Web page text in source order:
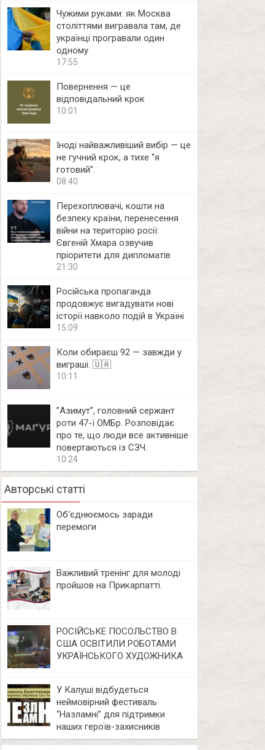
Чужими руками: як Москва
століттями вигравала там, де
українці програвали один
одному
17:55
Повернення — це
відповідальний крок
10:01
Іноді найважливіший вибір — це
не гучний крок, а тихе “я
готовий”.
08:40
Перехоплювачі, кошти на
безпеку країни, перенесення
війни на територію росії:
Євгеній Хмара озвучив
пріоритети для дипломатів
21:30
Російська пропаганда
продовжує вигадувати нові
історії навколо подій в Україні
15:09
Коли обираєш 92 — завжди у
виграші. 🇺🇦
10:11
⁨”Азимут”, головний сержант
роти 47-ї ОМБр. Розповідає
про те, що люди все активніше
повертаються із СЗЧ.
10:24
Авторські статті
Об‘єднюємось заради
перемоги
Важливий тренінг для молоді
пройшов на Прикарпатті.
РОСІЙСЬКЕ ПОСОЛЬСТВО В
США ОСВІТИЛИ РОБОТАМИ
УКРАЇНСЬКОГО ХУДОЖНИКА
У Калуші відбудеться
неймовірний фестиваль
“Назламні” для підтримки
наших героїв-захисників